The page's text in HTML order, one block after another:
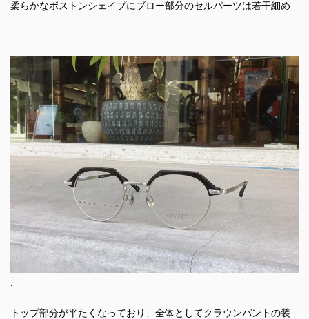
柔らかなボストンシェイプにブロー部分のセルパーツは若干細め
.
.
トップ部分が平たくなっており、全体としてクラウンパントの装